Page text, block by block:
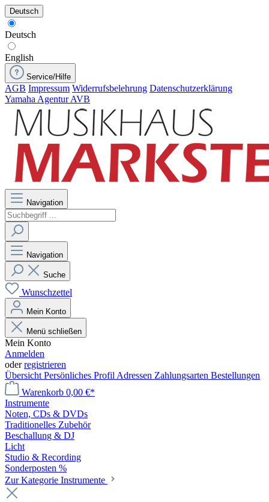
Deutsch
Deutsch
English
Service/Hilfe
AGB Impressum Widerrufsbelehrung Datenschutzerklärung
Yamaha Agentur AVB
Navigation
Navigation
Suche
Wunschzettel
Mein Konto
Menü schließen
Mein Konto
Anmelden
oderregistrieren
Übersicht Persönliches Profil Adressen Zahlungsarten Bestellungen
Warenkorb 0,00 €*
Instrumente
Noten, CDs & DVDs
Traditionelles Zubehör
Beschallung & DJ
Licht
Studio & Recording
Sonderposten %
Zur Kategorie Instrumente